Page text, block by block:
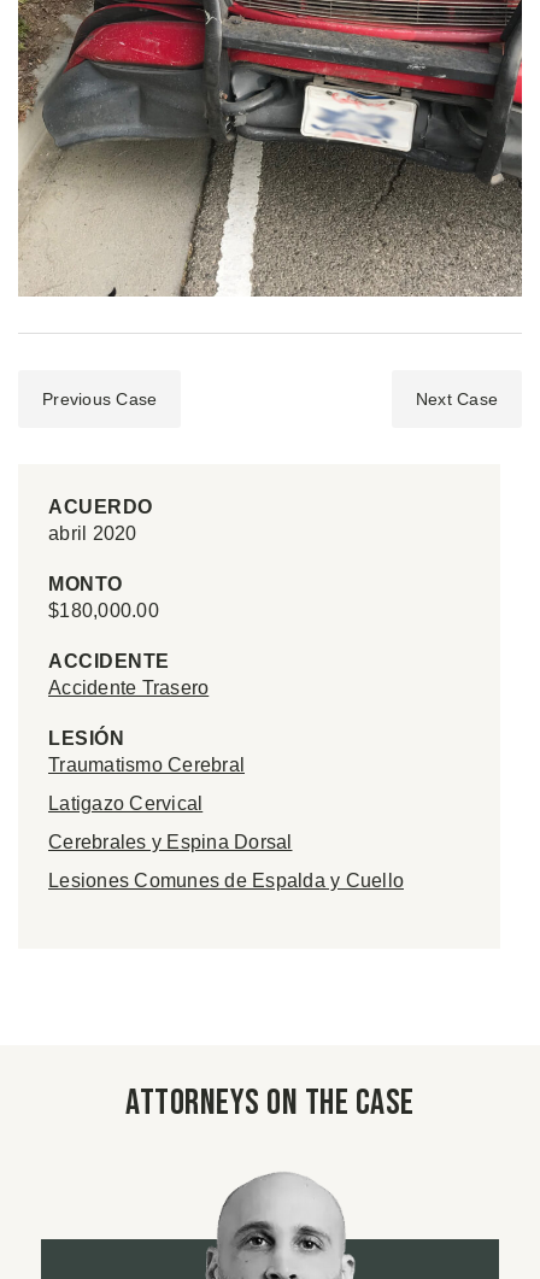
Previous Case Next Case
ACUERDO
abril 2020
MONTO
$180,000.00
ACCIDENTE
Accidente Trasero
LESIÓN
Traumatismo Cerebral
Latigazo Cervical
Cerebrales y Espina Dorsal
Lesiones Comunes de Espalda y Cuello
Attorneys on the case